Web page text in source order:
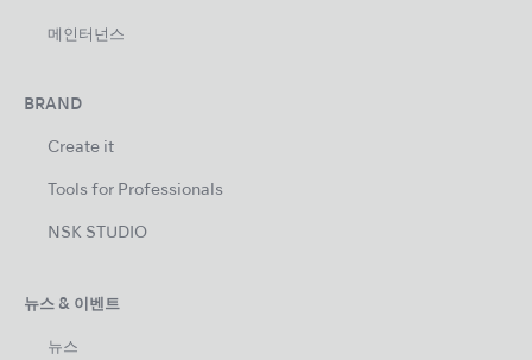
메인터넌스
BRAND
Create it
Tools for Professionals
NSK STUDIO
뉴스 & 이벤트
뉴스